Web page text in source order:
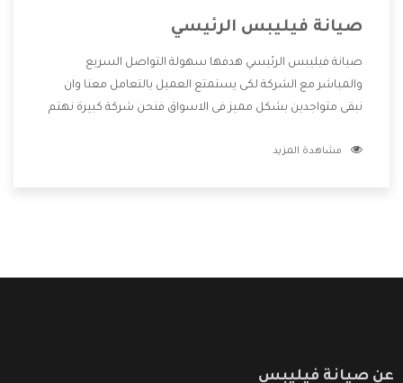
صيانة فيليبس الرئيسي
صيانة فيليبس الرئيسي هدفها سهولة التواصل السريع
والمباشر مع الشركة لكى يستمتع العميل بالتعامل معنا وان
نبقى متواجدين بشكل مميز فى الاسواق فنحن شركة كبيرة نهتم
الشركة بها والتى تكون منها خدمة الصيانة التى تكون من أهم
مشاهدة المزيد
عن صيانة فيليبس